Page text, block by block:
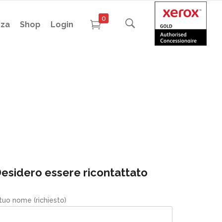
Shop Login
0
essere ricontattato
nome (richiesto)